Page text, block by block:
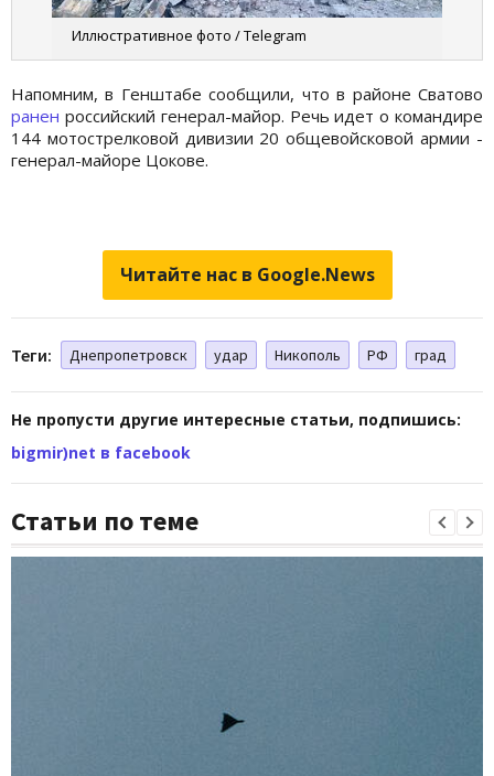
Иллюстративное фото / Telegram
Напомним, в Генштабе сообщили, что в районе Сватово
ранен российский генерал-майор. Речь идет о командире
144 мотострелковой дивизии 20 общевойсковой армии -
генерал-майоре Цокове.
Читайте нас в Google.News
Теги: Днепропетровск удар Никополь РФ град
Не пропусти другие интересные статьи, подпишись:
bigmir)net в facebook
Статьи по теме